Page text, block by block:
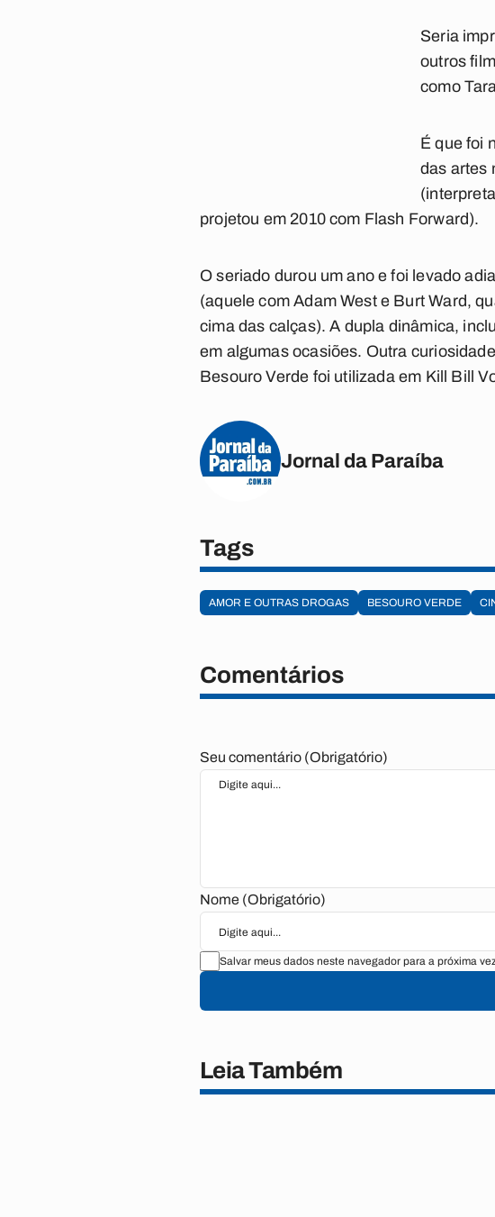
Seria
outros
como
É que foi
das artes
projetou em 2010 com Flash Forward).
O seriado durou um ano e foi levado
(aquele com Adam West e Burt Ward,
cima das calças). A dupla dinâmica,
em algumas ocasiões. Outra
Besouro Verde foi utilizada em Kill Bill
Jornal da Paraíba
Tags
AMOR E OUTRAS DROGAS BESOURO VERDE
Comentários
Seu comentário (Obrigatório)
Nome (Obrigatório)
Salvar meus dados neste navegador para a próxima
Leia Também